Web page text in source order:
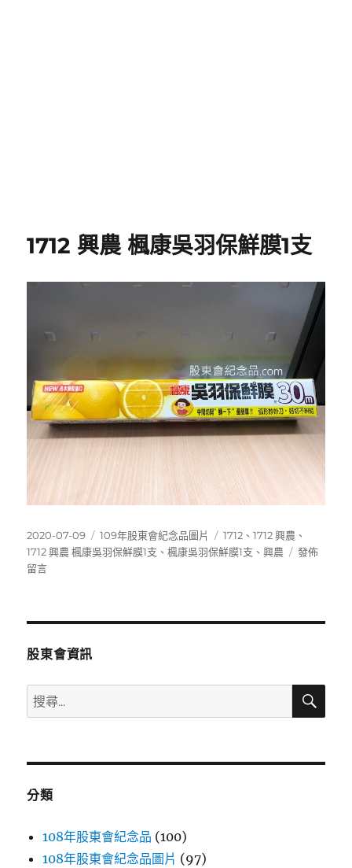
1712 興農 楓康吳羽保鮮膜1支
發
佈
日
2020-07-09
分
類
109年股東會紀念品圖片
標
籤
1712 、1712 興農 、
1712 興農 楓康吳羽保鮮膜1支 、楓康吳羽保鮮膜1支 、興農
在
保
鮮
膜
發佈
留言
股東會資訊
搜
尋
鍵
搜
分類
108年股東會紀念品 (100)
108年股東會紀念品圖片 (97)